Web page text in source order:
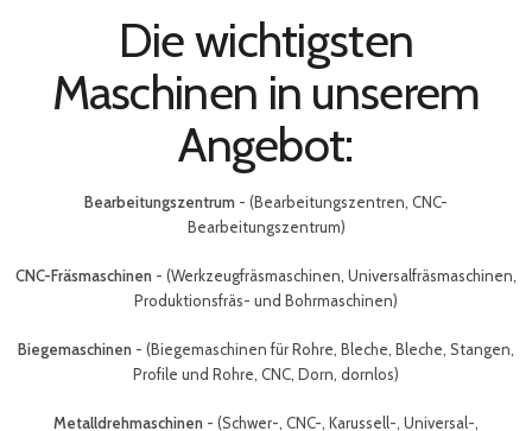
Die wichtigsten
Maschinen in unserem
Angebot:
Bearbeitungszentrum - (Bearbeitungszentren, CNC-
Bearbeitungszentrum)
CNC-Fräsmaschinen - (Werkzeugfräsmaschinen, Universalfräsmaschinen,
Produktionsfräs- und Bohrmaschinen)
Biegemaschinen - (Biegemaschinen für Rohre, Bleche, Bleche, Stangen,
Profile und Rohre, CNC, Dorn, dornlos)
Metalldrehmaschinen - (Schwer-, CNC-, Karussell-, Universal-,